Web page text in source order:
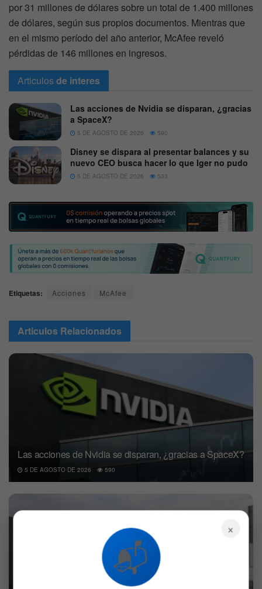
por 31 millones de dólares sobre un total de 1.400 millones
de dólares, según sus propios documentos. Mientras que
en el mismo período del año anterior, McAfee reveló
pérdidas de 146 millones en ingresos.
Articulosde interes
Las acciones de Nvidia se disparan, ¿gracias
a SpaceX?
5 DE AGOSTO DE 2026 590
Disney se dispara al presentar balances y su
nuevo CEO busca hacer lo que Iger no pudo
5 DE AGOSTO DE 2026 533
Etiquetas: Acciones McAfee
Articulos Relacionados
Las acciones de Nvidia se disparan, ¿gracias a SpaceX?
5 DE AGOSTO DE 2026 590
×
📬